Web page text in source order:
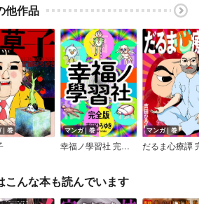
他作品
巻 マンガ｜巻
幸福ノ學習社 完全版
マンガ｜巻
こんな本も読んでいます